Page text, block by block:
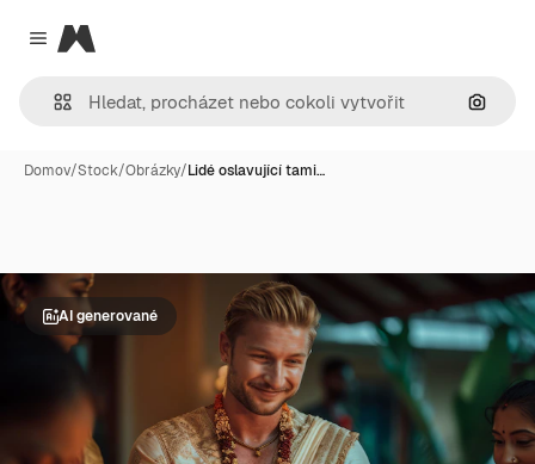
Close menu
Magnific
Hledat
Domov/Stock/Obrázky/Lidé oslavující tami…
AI generované